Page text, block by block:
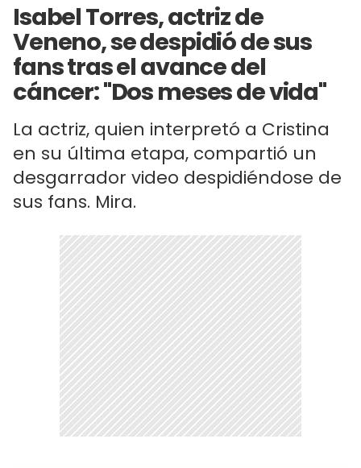
Isabel Torres, actriz de
Veneno, se despidió de sus
fans tras el avance del
cáncer: "Dos meses de vida"
La actriz, quien interpretó a Cristina
en su última etapa, compartió un
desgarrador video despidiéndose de
sus fans. Mira.